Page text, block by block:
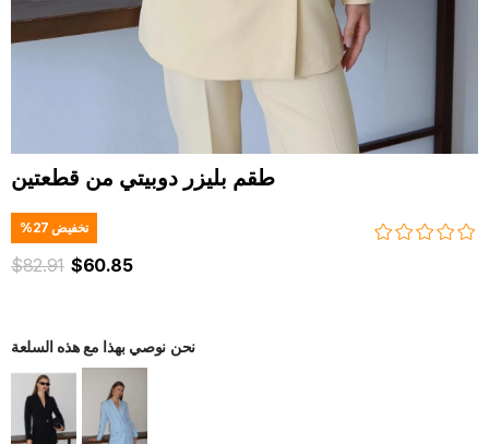
طقم بليزر دوبيتي من قطعتين
%27 تخفيض
$82.91 $60.85
نحن نوصي بهذا مع هذه السلعة